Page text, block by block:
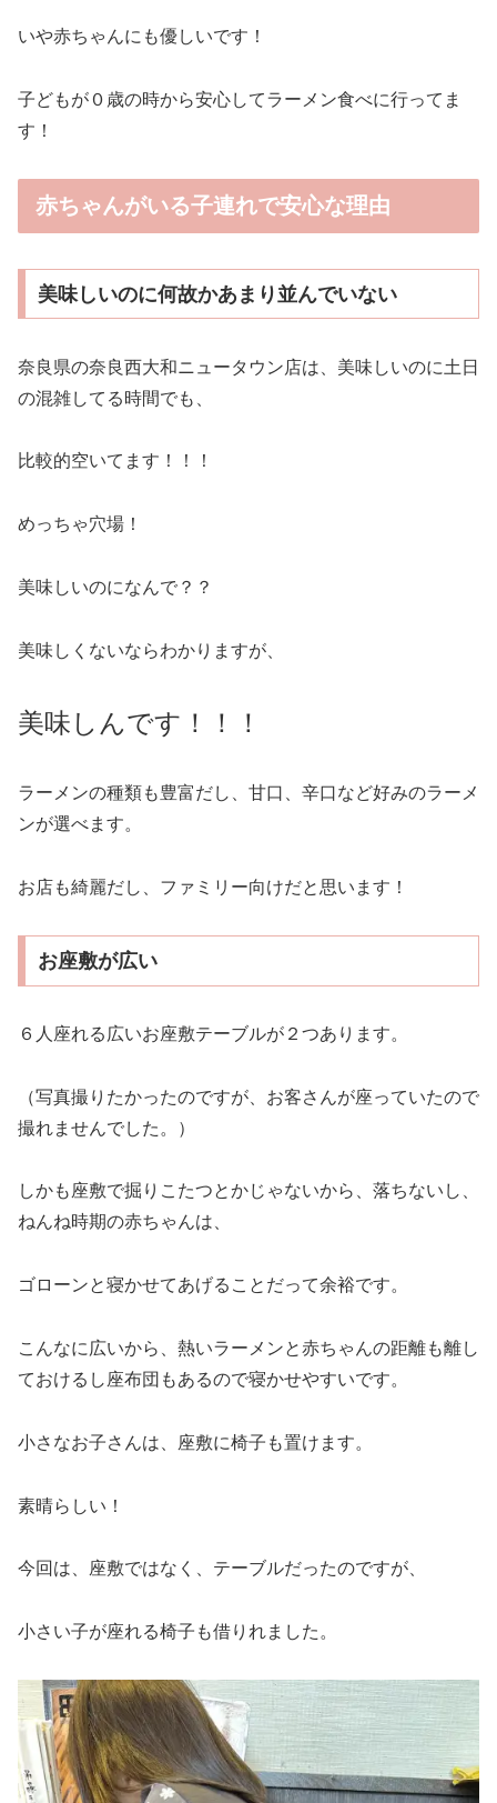
いや赤ちゃんにも優しいです！
子どもが０歳の時から安心してラーメン食べに行ってま
す！
赤ちゃんがいる子連れで安心な理由
美味しいのに何故かあまり並んでいない
奈良県の奈良西大和ニュータウン店は、美味しいのに土日
の混雑してる時間でも、
比較的空いてます！！！
めっちゃ穴場！
美味しいのになんで？？
美味しくないならわかりますが、
美味しんです！！！
ラーメンの種類も豊富だし、甘口、辛口など好みのラーメ
ンが選べます。
お店も綺麗だし、ファミリー向けだと思います！
お座敷が広い
６人座れる広いお座敷テーブルが２つあります。
（写真撮りたかったのですが、お客さんが座っていたので
撮れませんでした。）
しかも座敷で掘りこたつとかじゃないから、落ちないし、
ねんね時期の赤ちゃんは、
ゴローンと寝かせてあげることだって余裕です。
こんなに広いから、熱いラーメンと赤ちゃんの距離も離し
ておけるし座布団もあるので寝かせやすいです。
小さなお子さんは、座敷に椅子も置けます。
素晴らしい！
今回は、座敷ではなく、テーブルだったのですが、
小さい子が座れる椅子も借りれました。